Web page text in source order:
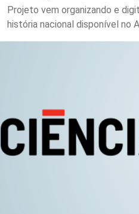
Projeto vem organizando e
história nacional disponível no